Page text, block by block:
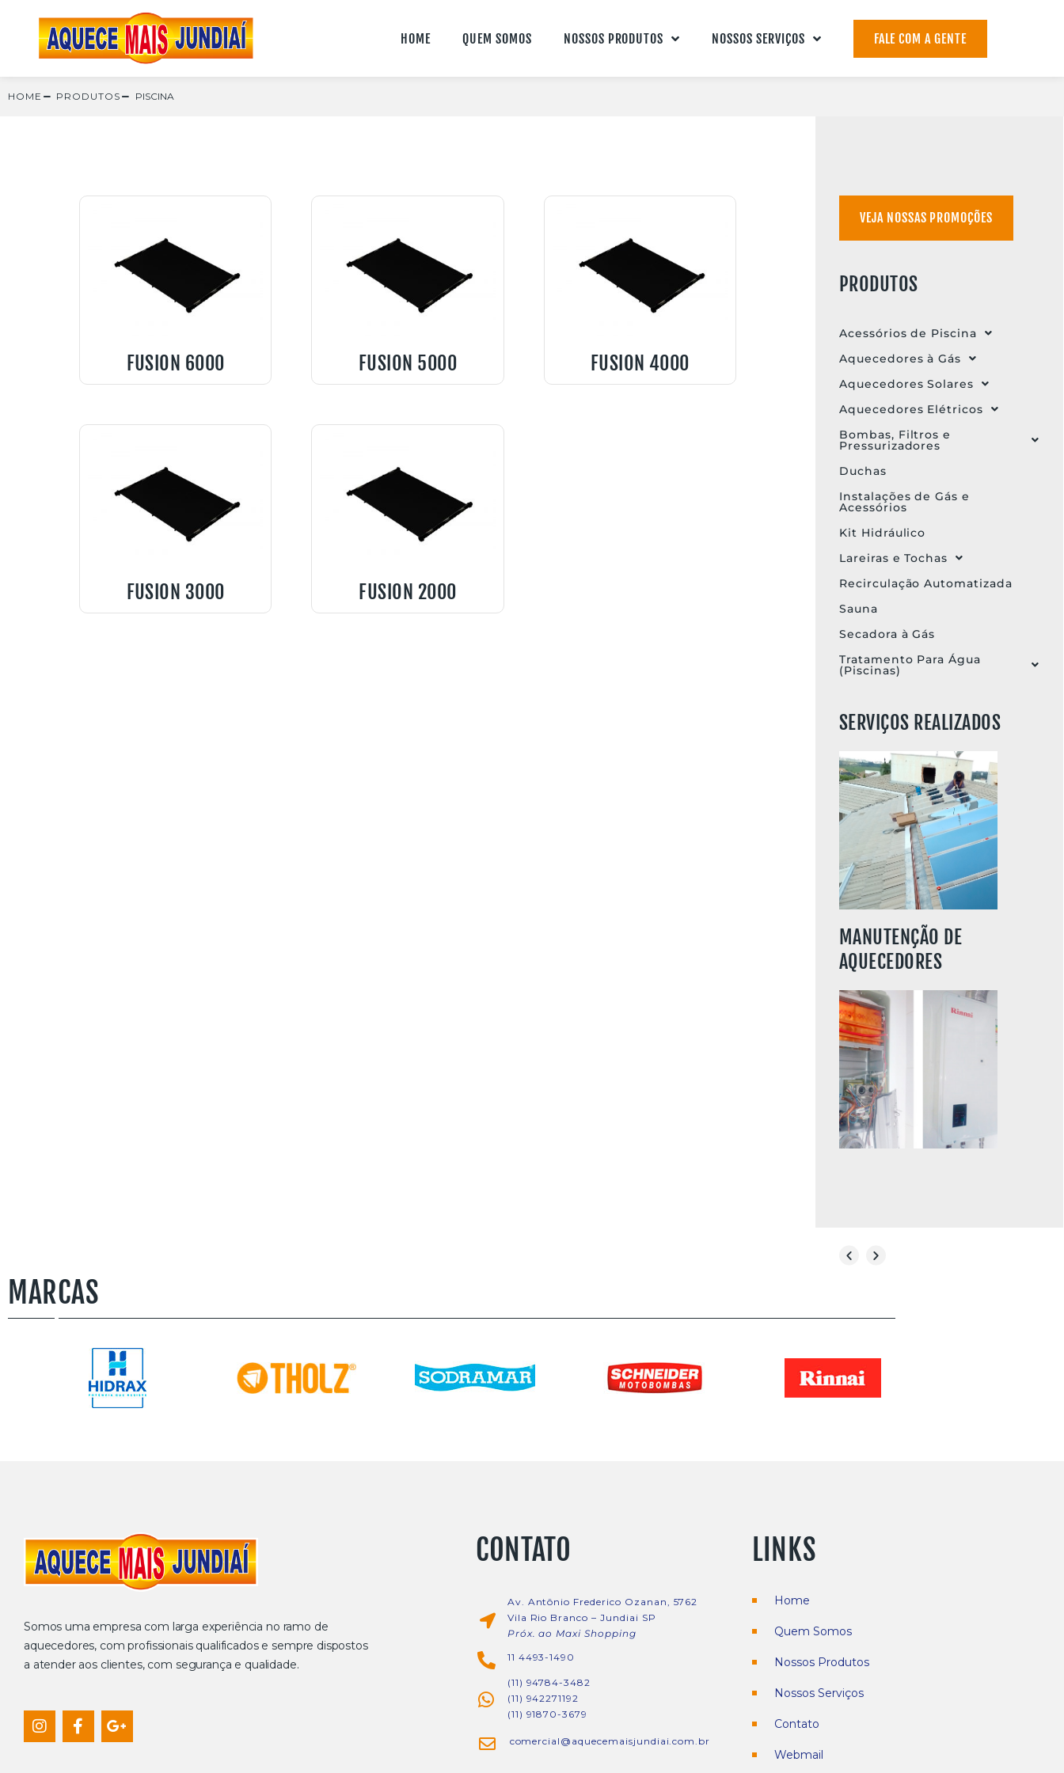
HOME QUEM SOMOS NOSSOS PRODUTOS NOSSOS SERVIÇOS FALE COM A GENTE
HOME PRODUTOS PISCINA
FUSION 6000 FUSION 5000 FUSION 4000
FUSION 3000 FUSION 2000
VEJA NOSSAS PROMOÇÕES
PRODUTOS
Acessórios de Piscina
Aquecedores à Gás
Aquecedores Solares
Aquecedores Elétricos
Bombas, Filtros e
Pressurizadores
Duchas
Instalações de Gás e
Acessórios
Kit Hidráulico
Lareiras e Tochas
Recirculação Automatizada
Sauna
Secadora à Gás
Tratamento Para Água
(Piscinas)
SERVIÇOS REALIZADOS
SAIBA MAIS
MANUTENÇÃO DE
AQUECEDORES
SAIBA MAIS
MARCAS
Somos uma empresa com larga experiência no ramo de
aquecedores, com profissionais qualificados e sempre dispostos
a atender aos clientes, com segurança e qualidade.
CONTATO
Av. Antônio Frederico Ozanan, 5762
Vila Rio Branco – Jundiai SP
Próx. ao Maxi Shopping
11 4493-1490
(11) 94784-3482
(11) 942271192
(11) 91870-3679
comercial@aquecemaisjundiai.com.br
LINKS
Home
Quem Somos
Nossos Produtos
Nossos Serviços
Contato
Webmail